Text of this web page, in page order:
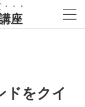
・・
座
ドをクイ